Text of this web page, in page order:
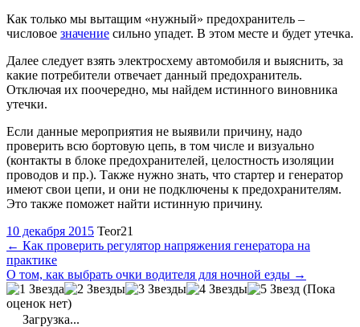
Как только мы вытащим «нужный» предохранитель –
числовое значение сильно упадет. В этом месте и будет утечка.
Далее следует взять электросхему автомобиля и выяснить, за
какие потребители отвечает данный предохранитель.
Отключая их поочередно, мы найдем истинного виновника
утечки.
Если данные мероприятия не выявили причину, надо
проверить всю бортовую цепь, в том числе и визуально
(контакты в блоке предохранителей, целостность изоляции
проводов и пр.). Также нужно знать, что стартер и генератор
имеют свои цепи, и они не подключены к предохранителям.
Это также поможет найти истинную причину.
10 декабря 2015 Teor21
← Как проверить регулятор напряжения генератора на
практике
О том, как выбрать очки водителя для ночной езды →
(Пока
оценок нет)
Загрузка...